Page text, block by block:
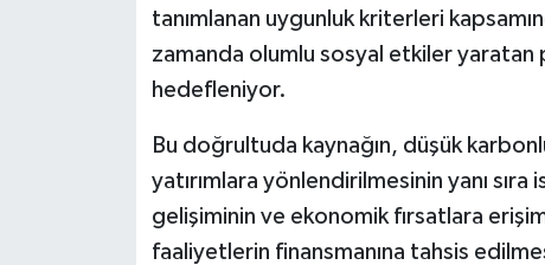
tanımlanan uygunluk kriterleri
zamanda olumlu sosyal etkiler yaratan
hedefleniyor.
Bu doğrultuda kaynağın, düşük
yatırımlara yönlendirilmesinin yanı sıra
gelişiminin ve ekonomik fırsatlara
faaliyetlerin finansmanına tahsis